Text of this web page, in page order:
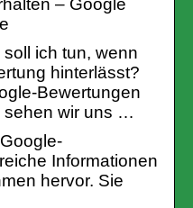
– Google
ich tun, wenn
hinterlässt?
Bewertungen
sehen wir uns …
Informationen
hervor. Sie